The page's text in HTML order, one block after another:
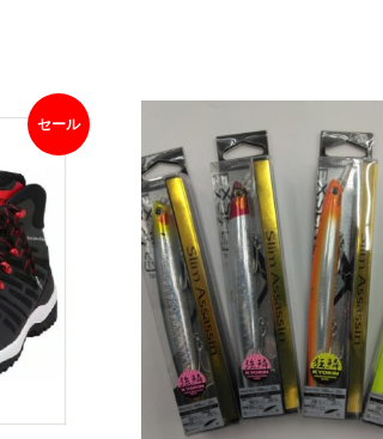
セール